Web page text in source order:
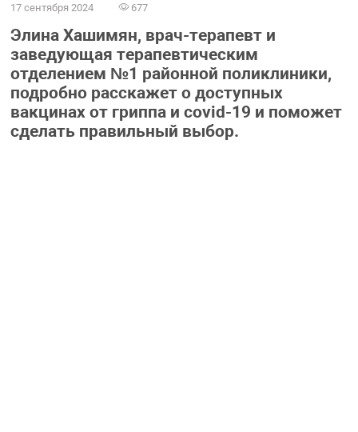
17 сентября 2024 677
Элина Хашимян, врач-терапевт и
заведующая терапевтическим
отделением №1 районной поликлиники,
подробно расскажет о доступных
вакцинах от гриппа и covid-19 и поможет
сделать правильный выбор.